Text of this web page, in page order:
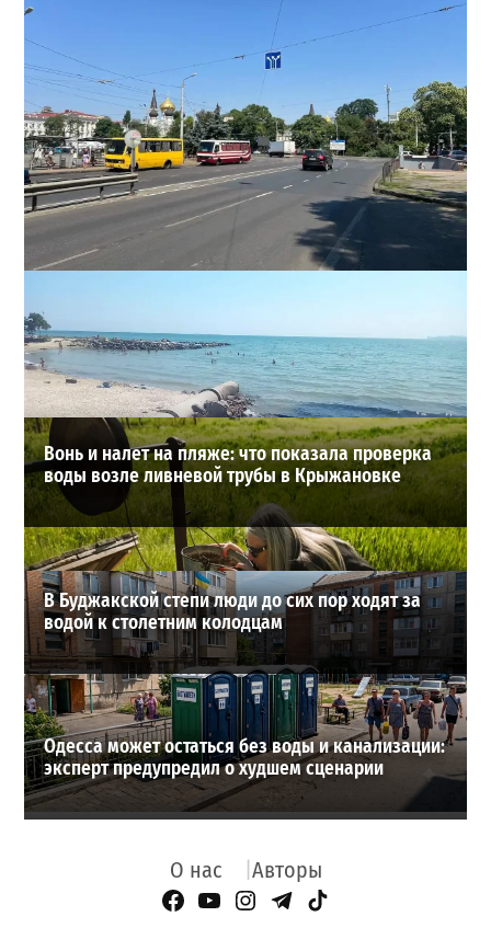
движения: что важно знать водителям
2026-08-08
ВИБОР РЕДАКЦИИ
Вонь и налет на пляже: что показала проверка
воды возле ливневой трубы в Крыжановке
В Буджакской степи люди до сих пор ходят за
водой к столетним колодцам
Одесса может остаться без воды и канализации:
эксперт предупредил о худшем сценарии
О нас Авторы
Facebook Page
YouTube
Instagram
Telegram
TikTok